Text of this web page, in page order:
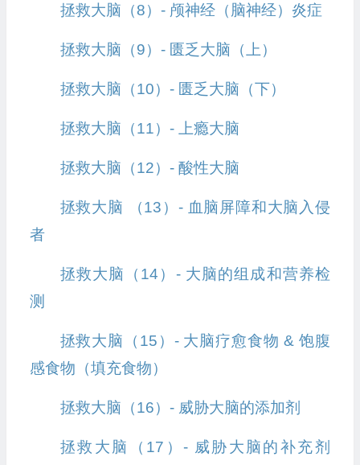
拯救大脑（8）- 颅神经（脑神经）炎症
拯救大脑（9）- 匮乏大脑（上）
拯救大脑（10）- 匮乏大脑（下）
拯救大脑（11）- 上瘾大脑
拯救大脑（12）- 酸性大脑
拯救大脑 （13）- 血脑屏障和大脑入侵
者
拯救大脑（14）- 大脑的组成和营养检
测
拯救大脑（15）- 大脑疗愈食物 & 饱腹
感食物（填充食物）
拯救大脑（16）- 威胁大脑的添加剂
拯救大脑（17）- 威胁大脑的补充剂